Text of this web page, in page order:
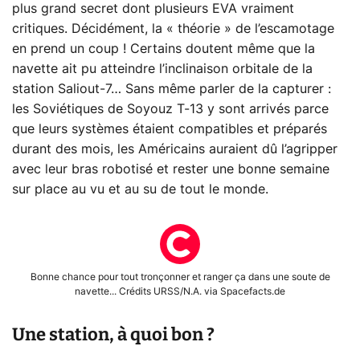
plus grand secret dont plusieurs EVA vraiment
critiques. Décidément, la « théorie » de l’escamotage
en prend un coup ! Certains doutent même que la
navette ait pu atteindre l’inclinaison orbitale de la
station Saliout-7… Sans même parler de la capturer :
les Soviétiques de Soyouz T-13 y sont arrivés parce
que leurs systèmes étaient compatibles et préparés
durant des mois, les Américains auraient dû l’agripper
avec leur bras robotisé et rester une bonne semaine
sur place au vu et au su de tout le monde.
Bonne chance pour tout tronçonner et ranger ça dans une soute de
navette... Crédits URSS/N.A. via Spacefacts.de
Une station, à quoi bon ?